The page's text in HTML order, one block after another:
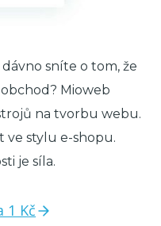
sníte o tom, že
Mioweb
na tvorbu webu.
ve stylu e-shopu.
je síla.
1 Kč